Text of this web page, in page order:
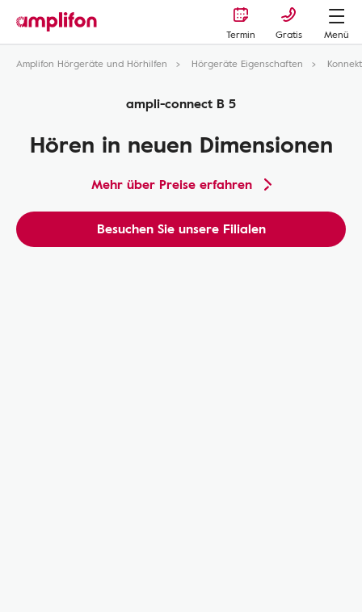
Termin Gratis
Menü
Amplifon Hörgeräte und Hörhilfen
Hörgeräte Eigenschaften
ampli-connect B 5
Hören in neuen Dimensionen
Mehr über Preise erfahren
Besuchen Sie unsere Filialen